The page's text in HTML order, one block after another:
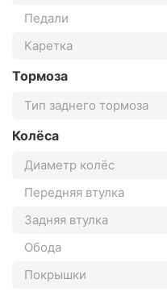
Педали
Каретка
Тормоза
Тип заднего тормоза
Колёса
Диаметр колёс
Передняя втулка
Задняя втулка
Обода
Покрышки